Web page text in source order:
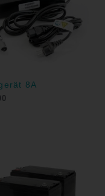
8A